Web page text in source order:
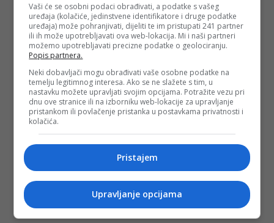
Vaši će se osobni podaci obrađivati, a podatke s vašeg
uređaja (kolačiće, jedinstvene identifikatore i druge podatke
uređaja) može pohranjivati, dijeliti te im pristupati 241 partner
ili ih može upotrebljavati ova web-lokacija. Mi i naši partneri
možemo upotrebljavati precizne podatke o geolociranju.
Popis partnera.
Neki dobavljači mogu obrađivati vaše osobne podatke na
temelju legitimnog interesa. Ako se ne slažete s tim, u
nastavku možete upravljati svojim opcijama. Potražite vezu pri
dnu ove stranice ili na izborniku web-lokacije za upravljanje
pristankom ili povlačenje pristanka u postavkama privatnosti i
kolačića.
Pristajem
Upravljanje opcijama